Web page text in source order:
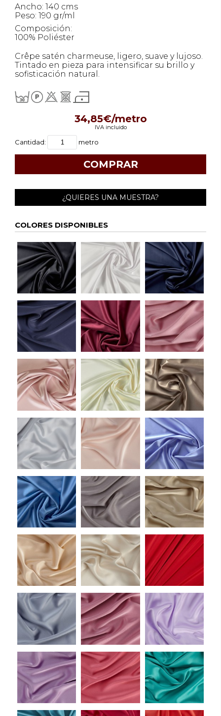
Ancho: 140 cms
Peso: 190 gr/ml
Composición:
100% Poliéster
Crêpe satén charmeuse, ligero, suave y lujoso.
Tintado en pieza para intensificar su brillo y
sofisticación natural.
34,85€/metro
IVA incluido
Cantidad: metro
¿QUIERES UNA MUESTRA?
COLORES DISPONIBLES